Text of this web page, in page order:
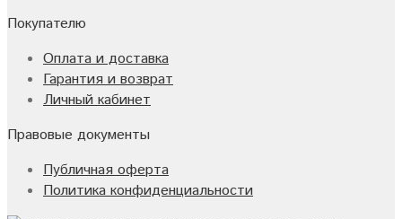
Покупателю
Оплата и доставка
Гарантия и возврат
Личный кабинет
Правовые документы
Публичная оферта
Политика конфиденциальности